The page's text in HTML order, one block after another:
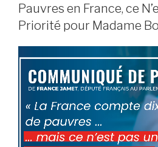
Pauvres en France, ce
Priorité pour Madame